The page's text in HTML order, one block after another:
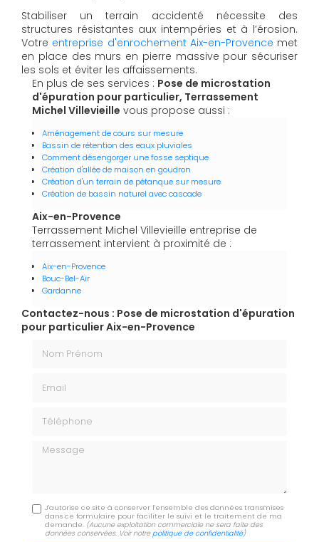
Stabiliser un terrain accidenté nécessite des
structures résistantes aux intempéries et à l’érosion.
Votre entreprise d'enrochement Aix-en-Provence met
en place des murs en pierre massive pour sécuriser
les sols et éviter les affaissements.
En plus de ses services : Pose de microstation
d'épuration pour particulier, Terrassement
Michel Villevieille vous propose aussi :
Aménagement de cours sur mesure
Bassin de rétention des eaux pluviales
Comment désengorger une fosse septique
Création d'allée de maison en goudron
Création d'un terrain de pétanque sur mesure
Création de bassin naturel avec cascade
Aix-en-Provence
Terrassement Michel Villevieille entreprise de
terrassement intervient à proximité de :
Aix-en-Provence
Bouc-Bel-Air
Gardanne
Contactez-nous : Pose de microstation d'épuration
pour particulier Aix-en-Provence
Message
J'autorise ce site à conserver l'ensemble des données transmises
dans ce formulaire pour faciliter le suivi et le traitement de ma
demande. (Aucune exploitation commerciale ne sera faite des
données conservées. Voir notrepolitique de confidentialité)